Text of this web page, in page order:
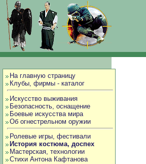
На главную страницу
Клубы, фирмы - каталог
Искусство выживания
Безопасность, оснащение
Боевые искусства мира
Об огнестрельном оружии
Ролевые игры, фестивали
История костюма, доспех
Мастерская, технологии
Стихи Антона Кафтанова